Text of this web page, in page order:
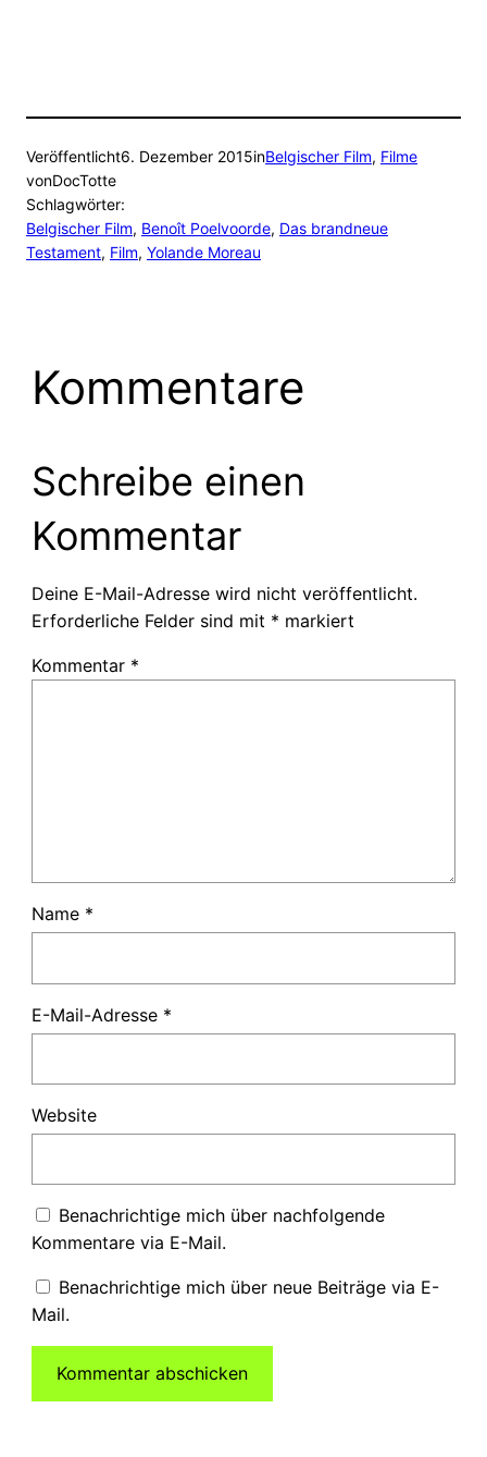
Veröffentlicht6. Dezember 2015inBelgischer Film, Filme
vonDocTotte
Schlagwörter:
Belgischer Film, Benoît Poelvoorde, Das brandneue
Testament, Film, Yolande Moreau
Kommentare
Schreibe einen
Kommentar
Deine E-Mail-Adresse wird nicht veröffentlicht.
Erforderliche Felder sind mit * markiert
Kommentar *
Name *
E-Mail-Adresse *
Website
Benachrichtige mich über nachfolgende
Kommentare via E-Mail.
Benachrichtige mich über neue Beiträge via E-
Mail.